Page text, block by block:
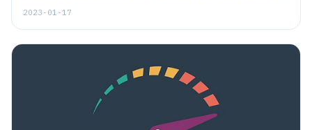
herramientas.
2023-01-17